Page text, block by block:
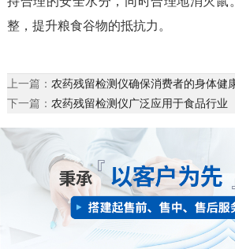
整，提升粮食谷物的抵抗力。
上一篇： 农药残留检测仪确保消费者的身体健
下一篇： 农药残留检测仪广泛应用于食品行业